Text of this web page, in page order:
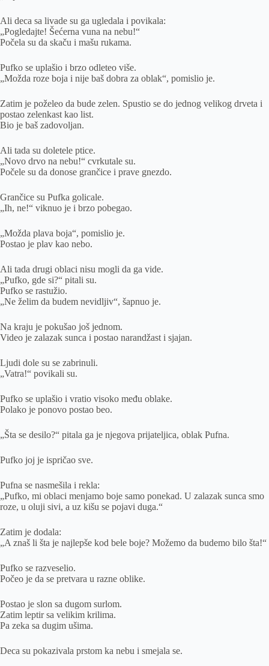
Ali deca sa livade su ga ugledala i povikala:
„Pogledajte! Šećerna vuna na nebu!“
Počela su da skaču i mašu rukama.
Pufko se uplašio i brzo odleteo više.
„Možda roze boja i nije baš dobra za oblak“, pomislio je.
Zatim je poželeo da bude zelen. Spustio se do jednog velikog drveta i
postao zelenkast kao list.
Bio je baš zadovoljan.
Ali tada su doletele ptice.
„Novo drvo na nebu!“ cvrkutale su.
Počele su da donose grančice i prave gnezdo.
Grančice su Pufka golicale.
„Ih, ne!“ viknuo je i brzo pobegao.
„Možda plava boja“, pomislio je.
Postao je plav kao nebo.
Ali tada drugi oblaci nisu mogli da ga vide.
„Pufko, gde si?“ pitali su.
Pufko se rastužio.
„Ne želim da budem nevidljiv“, šapnuo je.
Na kraju je pokušao još jednom.
Video je zalazak sunca i postao narandžast i sjajan.
Ljudi dole su se zabrinuli.
„Vatra!“ povikali su.
Pufko se uplašio i vratio visoko među oblake.
Polako je ponovo postao beo.
„Šta se desilo?“ pitala ga je njegova prijateljica, oblak Pufna.
Pufko joj je ispričao sve.
Pufna se nasmešila i rekla:
„Pufko, mi oblaci menjamo boje samo ponekad. U zalazak sunca smo
roze, u oluji sivi, a uz kišu se pojavi duga.“
Zatim je dodala:
„A znaš li šta je najlepše kod bele boje? Možemo da budemo bilo šta!“
Pufko se razveselio.
Počeo je da se pretvara u razne oblike.
Postao je slon sa dugom surlom.
Zatim leptir sa velikim krilima.
Pa zeka sa dugim ušima.
Deca su pokazivala prstom ka nebu i smejala se.